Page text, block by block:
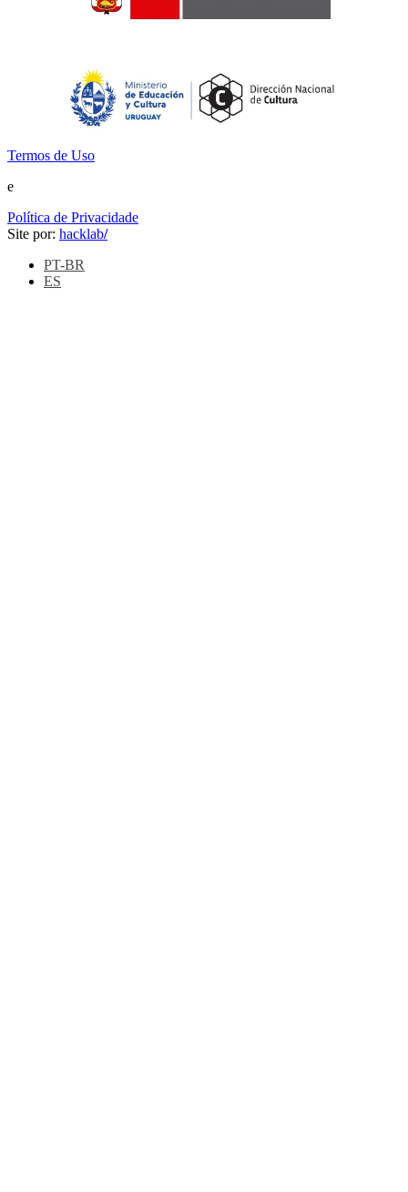
Termos de Uso
e
Política de Privacidade
Site por: hacklab/
PT-BR
ES